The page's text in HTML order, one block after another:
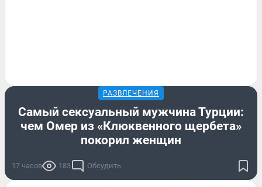
РАЗВЛЕЧЕНИЯ
Самый сексуальный мужчина Турции:
чем Омер из «Клюквенного щербета»
покорил женщин
17 часов 183 Обсудить